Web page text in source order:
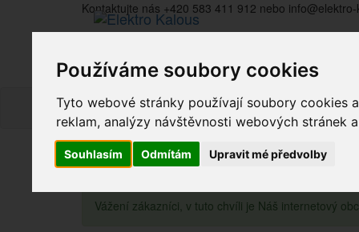
Používáme soubory cookies
Tyto webové stránky používají soubory cookies
reklam, analýzy návštěvnosti webových stránek
Souhlasím Odmítám Upravit mé předvolby
Kontaktujte nás +420 583 411 912 nebo
Vážení zákazníci, v tuto chvíli je Náš internetový